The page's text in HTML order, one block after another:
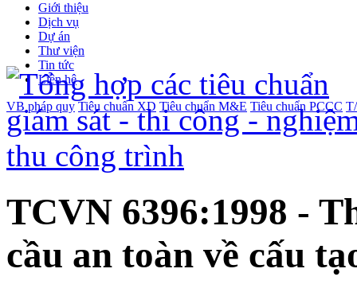
Giới thiệu
Dịch vụ
Dự án
Thư viện
Tin tức
Liên hệ
VB pháp quy Tiêu chuẩn XD Tiêu chuẩn M&E Tiêu chuẩn PCCC
TCVN 6396:1998 -
cầu an toàn về cấu